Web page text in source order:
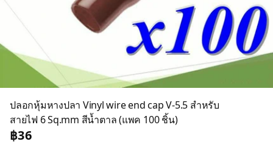
ปลอกหุ้มหางปลา Vinyl wire end cap V-5.5 สำหรับ
สายไฟ 6 Sq.mm สีน้ำตาล (แพค 100 ชิ้น)
฿36